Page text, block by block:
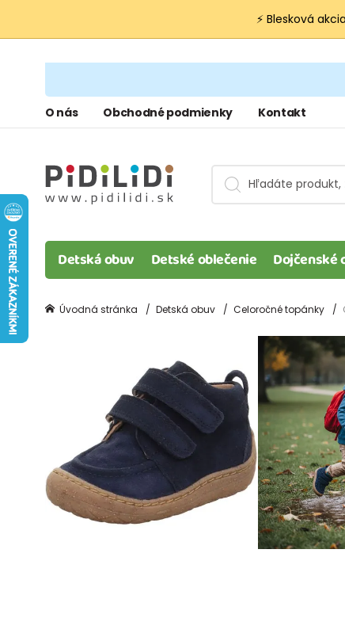
⚡ Blesková
O nás Obchodné podmienky Kontakt
Detská obuv Detské oblečenie Dojčenské
Úvodná stránka Detská obuv Celoročné topánky